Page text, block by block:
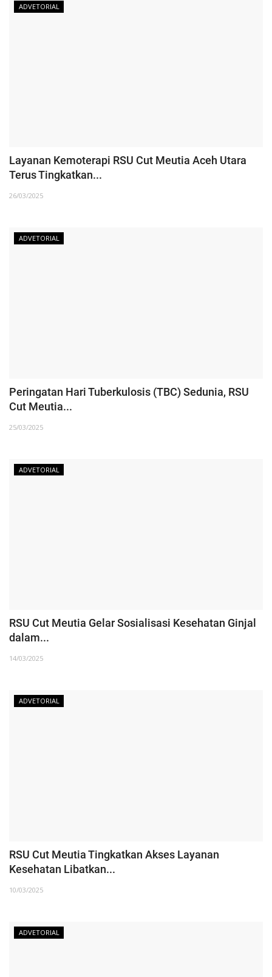
ADVETORIAL
Layanan Kemoterapi RSU Cut Meutia Aceh Utara
Terus Tingkatkan...
26/03/2025
ADVETORIAL
Peringatan Hari Tuberkulosis (TBC) Sedunia, RSU
Cut Meutia...
25/03/2025
ADVETORIAL
RSU Cut Meutia Gelar Sosialisasi Kesehatan Ginjal
dalam...
14/03/2025
ADVETORIAL
RSU Cut Meutia Tingkatkan Akses Layanan
Kesehatan Libatkan...
10/03/2025
ADVETORIAL